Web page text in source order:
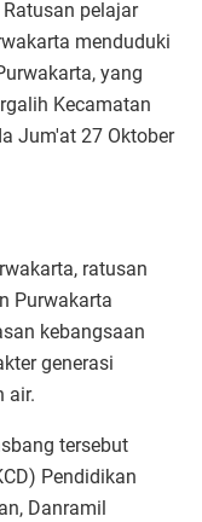
Ratusan pelajar
menduduki
yang
Kecamatan
Jum'at 27 Oktober
ratusan
Purwakarta
kebangsaan
generasi
air.
tersebut
Pendidikan
Danramil